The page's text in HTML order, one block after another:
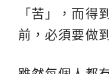
「苦」，而得
前，必須要做